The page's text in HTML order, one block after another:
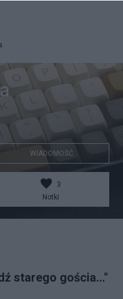
WIADOMOŚĆ
3
Notki
starego gościa..."